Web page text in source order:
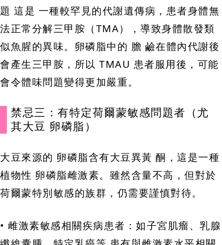
題 這是 一種較罕見的代謝遺傳病，患者身體無
法正常分解三甲胺（TMA），導致身體散發類
似魚腥的異味。卵磷脂中的 膽 鹼在體內代謝後
會產生三甲胺，所以 TMAU 患者服用後，可能
會令體味問題變得更加嚴重。
禁忌三：有特定荷爾蒙敏感問題者（尤
其大豆 卵磷脂）
大豆來源的 卵磷脂含有大豆異黃 酮，這是一種
植物性 卵磷脂雌激素。雖然含量不高，但對於
荷爾蒙特別敏感的族群，仍需要謹慎對待。
• 雌激素敏感相關疾病患者：如子宮肌瘤、乳腺